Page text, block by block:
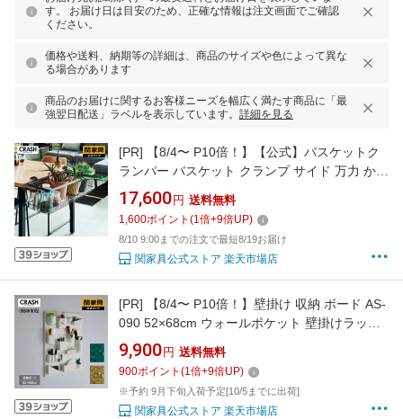
す。 お届け日は目安のため、正確な情報は注文画面でご確認
ください。
価格や送料、納期等の詳細は、商品のサイズや色によって異な
る場合があります
商品のお届けに関するお客様ニーズを幅広く満たす商品に「最
強翌日配送」ラベルを表示しています。 詳細を見る
[PR]
【8/4〜 P10倍！】【公式】バスケットク
ランパー バスケット クランプ サイド 万力 かご
収納 アイアン おしゃれ インダストリアル 観葉
植物 グリーン 鉢 ポット CRASH クラッシュゲ
ート 関家具 宅配便
17,600 円 送料無料
1,600ポイント (1倍+9倍UP)
8/10 9:00までの注文で最短8/19お届け
関家具公式ストア 楽天市場店
[PR]
【8/4〜 P10倍！】壁掛け 収納 ボード AS-
090 52×68cm ウォールポケット 壁掛けラック
壁面収納 ポケット 収納プレート ラック シェル
フ 棚 賃貸 押しピン 画鋲 木ネジ 有孔ボード風
工具 文房具 鍵 デスク 卓上 省スペース おしゃ
れ 北欧 関家具 宅配便
9,900 円 送料無料
900ポイント (1倍+9倍UP)
※予約 9月下旬入荷予定[10/5までに出荷]
関家具公式ストア 楽天市場店